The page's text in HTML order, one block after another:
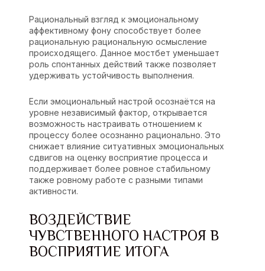
Рациональный взгляд к эмоциональному
аффективному фону способствует более
рациональную рациональную осмысление
происходящего. Данное мостбет уменьшает
роль спонтанных действий также позволяет
удерживать устойчивость выполнения.
Если эмоциональный настрой осознаётся на
уровне независимый фактор, открывается
возможность настраивать отношением к
процессу более осознанно рационально. Это
снижает влияние ситуативных эмоциональных
сдвигов на оценку восприятие процесса и
поддерживает более ровное стабильному
также ровному работе с разными типами
активности.
ВОЗДЕЙСТВИЕ
ЧУВСТВЕННОГО НАСТРОЯ В
ВОСПРИЯТИЕ ИТОГА